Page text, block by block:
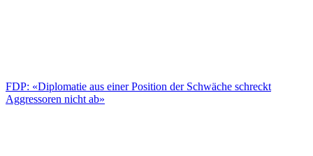
FDP: «Diplomatie aus einer Position der Schwäche schreckt
Aggressoren nicht ab»